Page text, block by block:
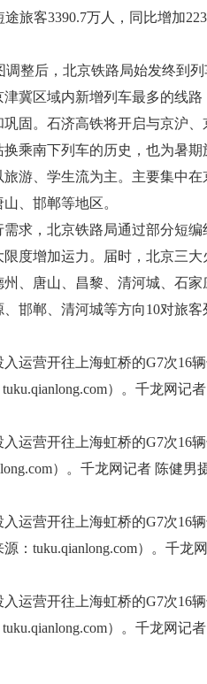
旅客3390.7万人，同比增加
调整后，北京铁路局始发终到
冀区域内新增列车最多的线
固。石济高铁将开启与京沪
乘南下列车的历史，也为暑期
游、学生流为主。主要集中
、邯郸等地区。
求，北京铁路局通过部分短
度增加运力。届时，北京三
、唐山、昌黎、清河城、石
邯郸、清河城等方向10对旅
运营开往上海虹桥的G7次16
）。千龙网记
运营开往上海虹桥的G7次16
）。千龙网记者 陈健男
运营开往上海虹桥的G7次16
：tuku.qianlong.com）。千龙
运营开往上海虹桥的G7次16
）。千龙网记